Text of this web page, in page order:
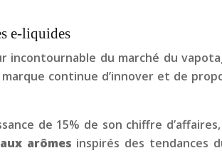
e-liquides
incontournable du marché du
continue d’innover et de
de 15% de son chiffre
arômes inspirés des tendances